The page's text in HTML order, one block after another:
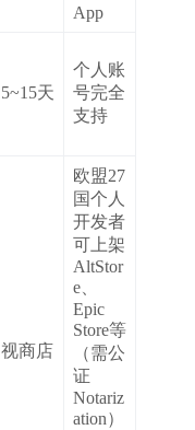
App
5~15天
个人账
号完全
支持
视商店
欧盟27
国个人
开发者
可上架
AltStor
e、
Epic
Store等
（需公
证
Notariz
ation）